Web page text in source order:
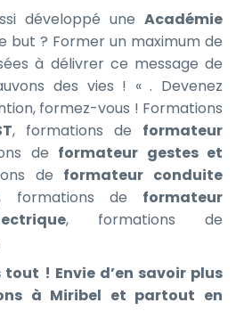
développé une Académie
but ? Former un maximum de
à délivrer ce message de
des vies ! « . Devenez
formez-vous ! Formations
, formations de formateur
de formateur gestes et
de formateur conduite
formations de formateur
, formations de
tout ! Envie d’en savoir plus
à Miribel et partout en